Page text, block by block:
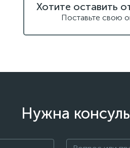
Хотите оставить
Поставьте свою
Нужна